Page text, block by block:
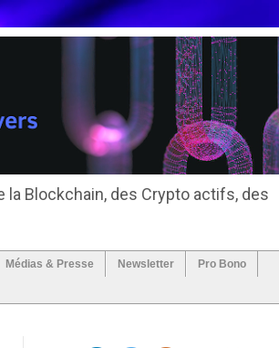
Blockchain, des Crypto actifs, des
Médias & Presse Newsletter Pro Bono